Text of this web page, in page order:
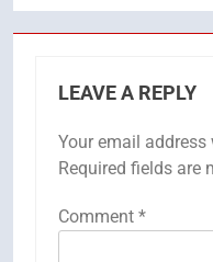
LEAVE A REPLY
Your email
Required fields are
Comment *